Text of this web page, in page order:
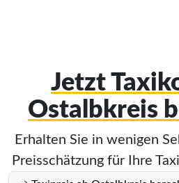
Jetzt
Ostalbkreis
Erhalten Sie in wenigen
Preisschätzung für Ihre